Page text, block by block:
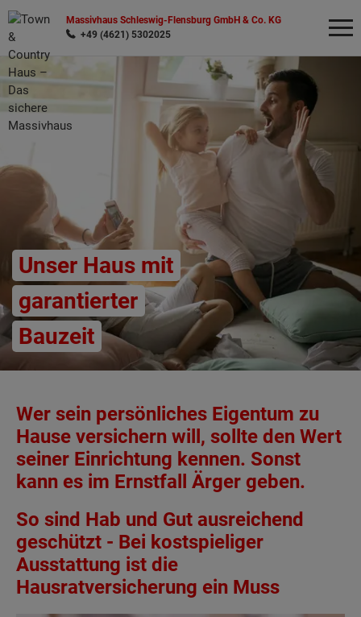
Massivhaus Schleswig-Flensburg GmbH & Co. KG
+49 (4621) 5302025
Unser Haus mit
garantierter
Bauzeit
Wer sein persönliches Eigentum zu
Hause versichern will, sollte den Wert
seiner Einrichtung kennen. Sonst
kann es im Ernstfall Ärger geben.
So sind Hab und Gut ausreichend
geschützt - Bei kostspieliger
Ausstattung ist die
Hausratversicherung ein Muss
Wonach möchten Sie suchen?